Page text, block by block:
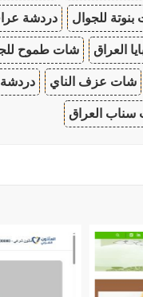
للجوال دردشة
العراق شات طموح
شات عزف الناي دردشة
العراق